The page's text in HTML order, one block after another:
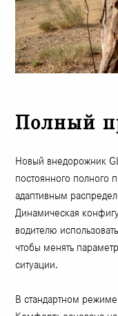
Полный
Новый внедорожник
постоянного полного
адаптивным
Динамическая
водителю
чтобы менять
ситуации.
В стандартном